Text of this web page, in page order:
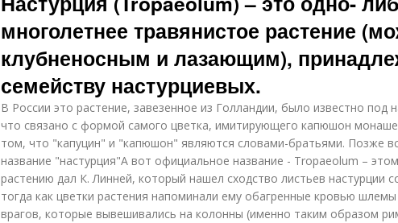
многолетнее травянистое растение
клубненосным и лазающим),
семейству настурциевых.
В России это растение, завезенное из Голландии, было известно под
что связано с формой самого цветка, имитирующего капюшон
том, что "капуцин" и "капюшон" являются словами-братьями. Позже
название "настурция"А вот официальное название - Tropaeolum –
растению дал К. Линней, который нашел сходство листьев настурции
тогда как цветки растения напоминали ему обагренные кровью
врагов, которые вывешивались на колонны (именно таким образом